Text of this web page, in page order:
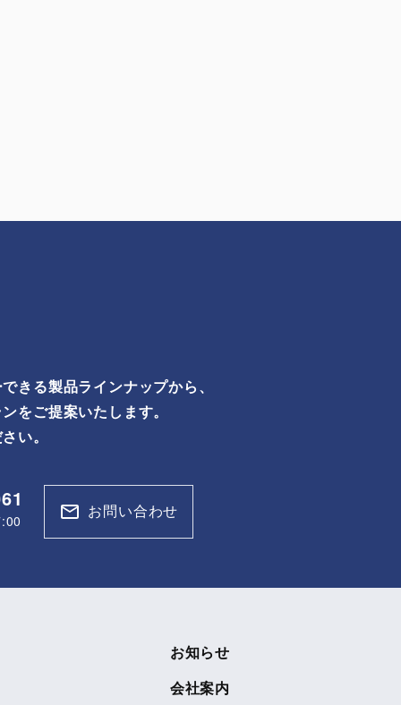
きる製品ラインナップから、
をご提案いたします。
い。
お問い合わせ
お知らせ
会社案内